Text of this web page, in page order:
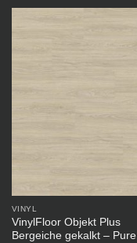
VINYL
VinylFloor Objekt Plus
Bergeiche gekalkt – Pure